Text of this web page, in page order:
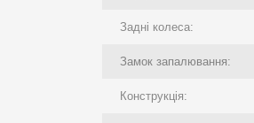
Задні колеса:
Замок запалювання:
Конструкція: